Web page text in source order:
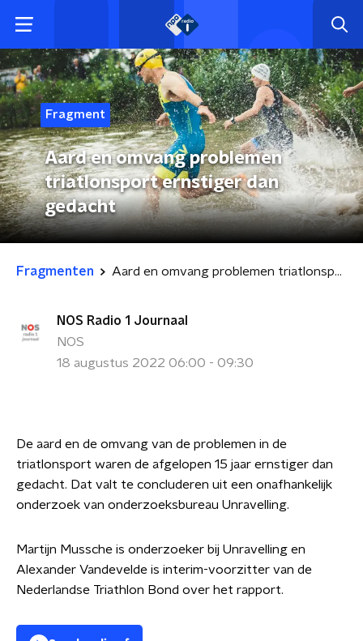
Fragment
Aard en omvang problemen
triatlonsport ernstiger dan
gedacht
Fragmenten Aard en omvang problemen triatlonsport ernstiger dan gedacht
NOS Radio 1 Journaal
NOS
18 augustus 2022 06:00 - 09:30
De aard en de omvang van de problemen in de
triatlonsport waren de afgelopen 15 jaar ernstiger dan
gedacht. Dat valt te concluderen uit een onafhankelijk
onderzoek van onderzoeksbureau Unravelling.
Martijn Mussche is onderzoeker bij Unravelling en
Alexander Vandevelde is interim-voorzitter van de
Nederlandse Triathlon Bond over het rapport.